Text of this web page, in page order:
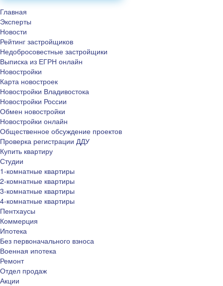
Главная
Эксперты
Новости
Рейтинг застройщиков
Недобросовестные застройщики
Выписка из ЕГРН онлайн
Новостройки
Карта новостроек
Новостройки Владивостока
Новостройки России
Обмен новостройки
Новостройки онлайн
Общественное обсуждение проектов
Проверка регистрации ДДУ
Купить квартиру
Студии
1-комнатные квартиры
2-комнатные квартиры
3-комнатные квартиры
4-комнатные квартиры
Пентхаусы
Коммерция
Ипотека
Без первоначального взноса
Военная ипотека
Ремонт
Отдел продаж
Акции